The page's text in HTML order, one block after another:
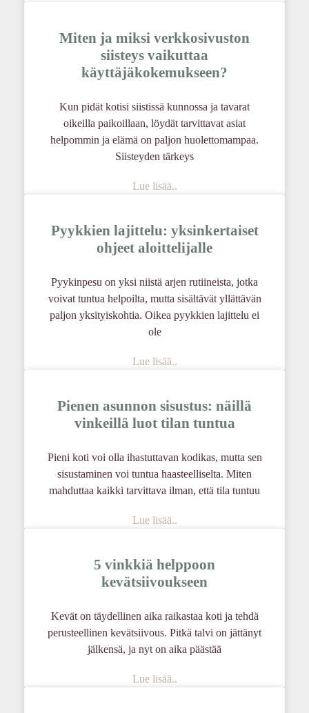
Miten ja miksi verkkosivuston
siisteys vaikuttaa
käyttäjäkokemukseen?
Kun pidät kotisi siistissä kunnossa ja tavarat
oikeilla paikoillaan, löydät tarvittavat asiat
helpommin ja elämä on paljon huolettomampaa.
Siisteyden tärkeys
Lue lisää..
Pyykkien lajittelu: yksinkertaiset
ohjeet aloittelijalle
Pyykinpesu on yksi niistä arjen rutiineista, jotka
voivat tuntua helpoilta, mutta sisältävät yllättävän
paljon yksityiskohtia. Oikea pyykkien lajittelu ei
ole
Lue lisää..
Pienen asunnon sisustus: näillä
vinkeillä luot tilan tuntua
Pieni koti voi olla ihastuttavan kodikas, mutta sen
sisustaminen voi tuntua haasteelliselta. Miten
mahduttaa kaikki tarvittava ilman, että tila tuntuu
Lue lisää..
5 vinkkiä helppoon
kevätsiivoukseen
Kevät on täydellinen aika raikastaa koti ja tehdä
perusteellinen kevätsiivous. Pitkä talvi on jättänyt
jälkensä, ja nyt on aika päästää
Lue lisää..